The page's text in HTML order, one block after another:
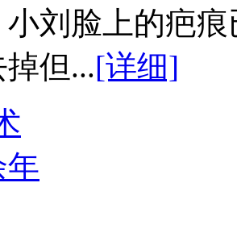
脸上的疤痕
但...[详细]